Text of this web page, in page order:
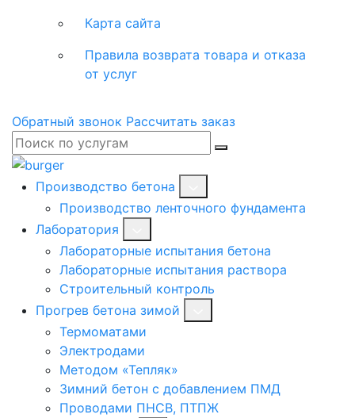
Карта сайта
Правила возврата товара и отказа
от услуг
Обратный звонок Рассчитать заказ
Производство бетона
Производство ленточного фундамента
Лаборатория
Лабораторные испытания бетона
Лабораторные испытания раствора
Строительный контроль
Прогрев бетона зимой
Термоматами
Электродами
Методом «Тепляк»
Зимний бетон с добавлением ПМД
Проводами ПНСВ, ПТПЖ